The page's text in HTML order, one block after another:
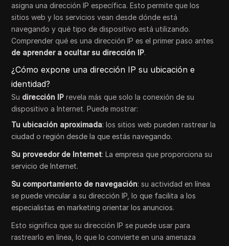
asigna una dirección IP específica. Esto permite que los
sitios web y los servicios vean desde dónde está
navegando y qué tipo de dispositivo está utilizando.
Comprender qué es una dirección IP es el primer paso antes
de aprender a ocultar su dirección IP.
¿Cómo expone una dirección IP su ubicación e
identidad?
Su dirección IP revela más que solo la conexión de su
dispositivo a Internet. Puede mostrar:
Tu ubicación aproximada: los sitios web pueden rastrear la
ciudad o región desde la que estás navegando.
Su proveedor de Internet: La empresa que proporciona su
servicio de Internet.
Su comportamiento de navegación: su actividad en línea
se puede vincular a su dirección IP, lo que facilita a los
especialistas en marketing orientar los anuncios.
Esto significa que su dirección IP se puede usar para
rastrearlo en línea, lo que lo convierte en una amenaza